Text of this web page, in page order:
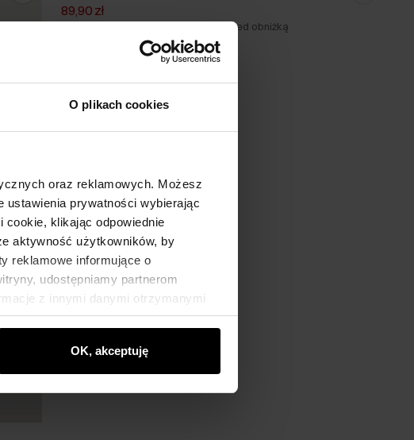
O plikach cookies
oraz reklamowych. Możesz
ustawienia prywatności wybierając
cookie, klikając odpowiednie
aktywność użytkowników, by
reklamowe informujące o
udostępniamy partnerom
z innymi danymi otrzymanymi
OK, akceptuję
89,90 zł
109,90 zł-najniższa cena z 30 dni przed obniżką